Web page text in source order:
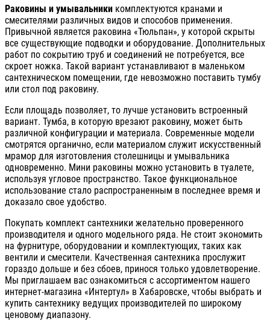
Раковины и умывальники комплектуются кранами и
смесителями различных видов и способов применения.
Привычной является раковина «Тюльпан», у которой скрыты
все существующие подводки и оборудование. Дополнительных
работ по сокрытию труб и соединений не потребуется, все
скроет ножка. Такой вариант устанавливают в маленьком
сантехническом помещении, где невозможно поставить тумбу
или стол под раковину.
Если площадь позволяет, то лучше установить встроенный
вариант. Тумба, в которую врезают раковину, может быть
различной конфигурации и материала. Современные модели
смотрятся органично, если материалом служит искусственный
мрамор для изготовления столешницы и умывальника
одновременно. Мини раковины можно установить в туалете,
используя угловое пространство. Такое функциональное
использование стало распространенным в последнее время и
доказало свое удобство.
Покупать комплект сантехники желательно проверенного
производителя и одного модельного ряда. Не стоит экономить
на фурнитуре, оборудовании и комплектующих, таких как
вентили и смесители. Качественная сантехника прослужит
гораздо дольше и без сбоев, принося только удовлетворение.
Мы приглашаем вас ознакомиться с ассортиментом нашего
интернет-магазина «Интертул» в Хабаровске, чтобы выбрать и
купить сантехнику ведущих производителей по широкому
ценовому диапазону.